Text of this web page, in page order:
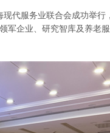
代服务业联合会成功举
军企业、研究智库及养老